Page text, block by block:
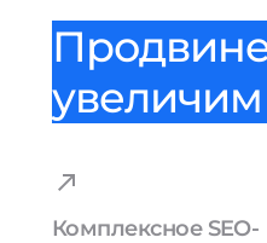
увеличим
Комплексное SEO-